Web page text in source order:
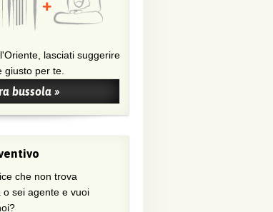
lasciati suggerire
giusto per te.
bussola »
o sei agente e vuoi